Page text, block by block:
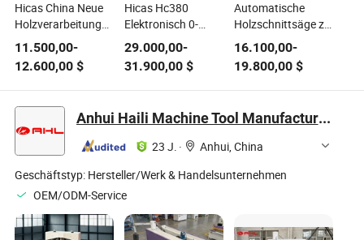
Hicas China Neue
Holzverarbeitungsautomatische
CNC Holzbalken
Schneidemaschine
11.500,00-
12.600,00 $
Hicas Hc380
Elektronisch 0-
100m/Min
Schnittgeschwindigkeit
Holz Spanplatte
Melamin Schneiden
Maschine
29.000,00-
31.900,00$
Automatische
Holzschnittsäge zu
verkaufen
16.100,00-
19.800,00$
Anhui Haili Machine Tool Manufacturing Co., Ltd
23 J. ·
Anhui, China
Geschäftstyp: Hersteller/Werk & Handelsunternehmen
OEM/ODM-Service